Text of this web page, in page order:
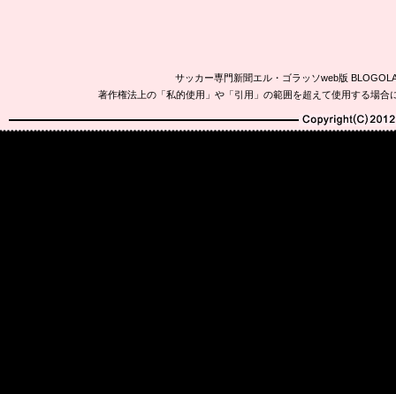
サッカー専門新聞エル・ゴラッソweb版
著作権法上の「私的使用」や「引用」の範囲を超えて使用する場
Copyright(C)2010-